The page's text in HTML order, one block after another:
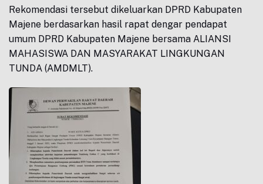
Rekomendasi tersebut dikeluarkan DPRD Kabupaten
Majene berdasarkan hasil rapat dengar pendapat
umum DPRD Kabupaten Majene bersama ALIANSI
MAHASISWA DAN MASYARAKAT LINGKUNGAN
TUNDA (AMDMLT).